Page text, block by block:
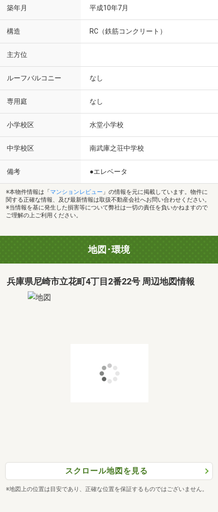
築年月 平成10年7月
構造 RC（鉄筋コンクリート）
主方位
ルーフバルコニー なし
専用庭 なし
小学校区 水堂小学校
中学校区 南武庫之荘中学校
備考 ●エレベータ
※本物件情報は「 マンションレビュー 」の情報を元に掲載しています。物件に
関する正確な情報、及び最新情報は取扱不動産会社へお問い合わせください。
※当情報を基に発生した損害等について弊社は一切の責任を負いかねますので
ご理解の上ご利用ください。
地図･環境
兵庫県尼崎市立花町4丁目2番22号 周辺地図情報
スクロール地図を見る
※地図上の位置は目安であり、正確な位置を保証するものではございません。